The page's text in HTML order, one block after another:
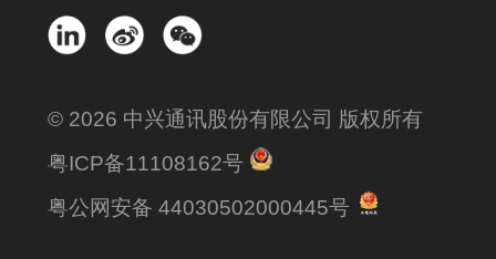
© 2026 中兴通讯股份有限公司 版权所有
粤ICP备11108162号
粤公网安备 44030502000445号